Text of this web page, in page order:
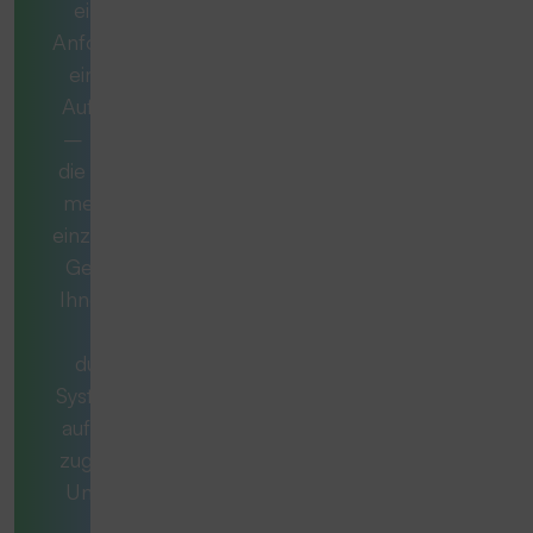
eine konkrete
Anforderung oder
eine komplexe
Aufgabe handelt
– manchmal ist
die ideale Lösung
mehr als nur ein
einzelnes Produkt.
Gemeinsam mit
Ihnen entwickeln
durchdachtes
System, das exakt
auf Ihren Bedarf
zugeschnitten ist.
Unsere Berater